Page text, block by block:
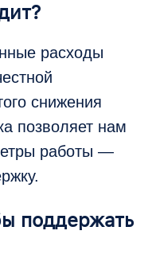
расходы
снижения
позволяет нам
работы —
поддержать